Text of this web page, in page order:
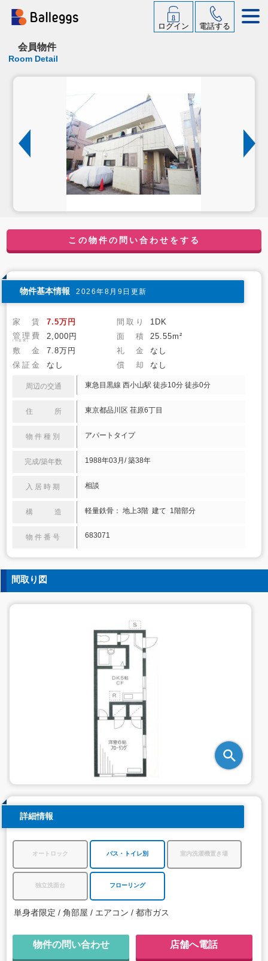
ログイン 電話する
会員物件
Room Detail
この物件の問い合わせをする
物件基本情報 2026年8月9日更新
家 賃 7.5万円 間取り
1DK
管理費
(共益費) 2,000円 面 積
25.55m²
敷 金
7.8万円 礼 金
なし
保証金
なし 償 却 なし
周辺の交通 東急目黒線 西小山駅 徒歩10分 徒歩0分
住 所 東京都品川区 荏原6丁目
物件種別 アパートタイプ
完成/築年数 1988年03月/ 築38年
入居時期 相談
構 造 軽量鉄骨： 地上3階 建て 1階部分
物件番号 683071
間取り図
詳細情報
オートロック バス・トイレ別 室内洗濯機置き場
独立洗面台 フローリング
単身者限定 角部屋 エアコン 都市ガス
物件の問い合わせ 店舗へ電話